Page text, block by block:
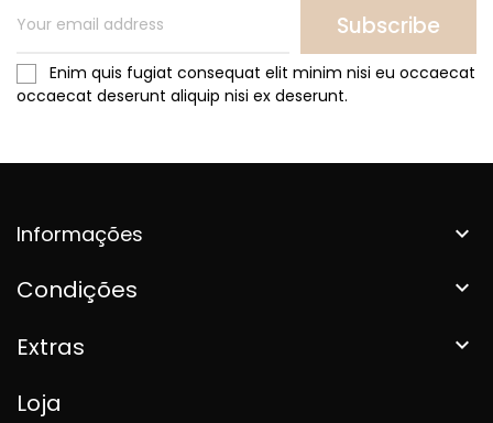
Subscribe
Enim quis fugiat consequat elit minim nisi eu occaecat
occaecat deserunt aliquip nisi ex deserunt.
Informações 
Condições 
Extras 
Loja